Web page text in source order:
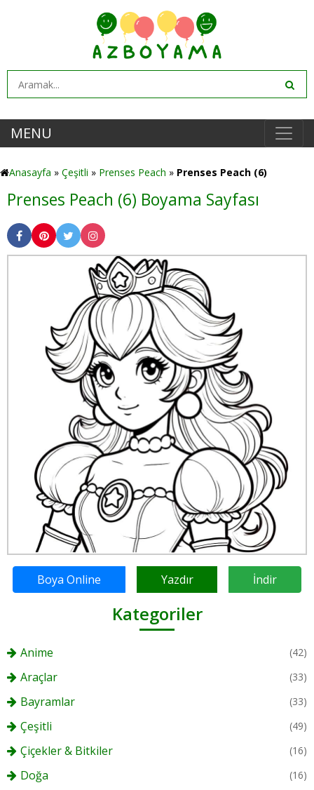
MENU
Anasayfa » Çeşitli » Prenses Peach » Prenses Peach (6)
Prenses Peach (6) Boyama Sayfası
Boya Online Yazdır İndir
Kategoriler
Anime (42)
Araçlar (33)
Bayramlar (33)
Çeşitli (49)
Çiçekler & Bitkiler (16)
Doğa (16)